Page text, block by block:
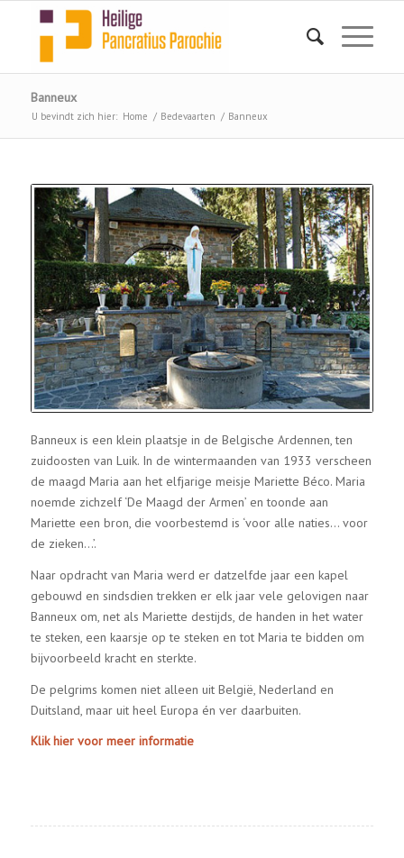
Banneux
U bevindt zich hier: Home / Bedevaarten / Banneux
Banneux is een klein plaatsje in de Belgische Ardennen, ten
zuidoosten van Luik. In de wintermaanden van 1933 verscheen
de maagd Maria aan het elfjarige meisje Mariette Béco. Maria
noemde zichzelf ‘De Maagd der Armen’ en toonde aan
Mariette een bron, die voorbestemd is ‘voor alle naties… voor
de zieken…’.
Naar opdracht van Maria werd er datzelfde jaar een kapel
gebouwd en sindsdien trekken er elk jaar vele gelovigen naar
Banneux om, net als Mariette destijds, de handen in het water
te steken, een kaarsje op te steken en tot Maria te bidden om
bijvoorbeeld kracht en sterkte.
De pelgrims komen niet alleen uit België, Nederland en
Duitsland, maar uit heel Europa én ver daarbuiten.
Klik hier voor meer informatie